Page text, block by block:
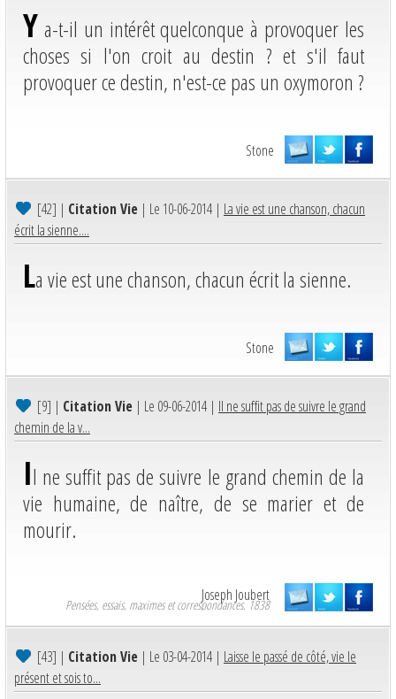
Y a-t-il un intérêt quelconque à provoquer les
choses si l'on croit au destin ? et s'il faut
provoquer ce destin, n'est-ce pas un oxymoron ?
Stone
[42] | Citation Vie | Le 10-06-2014 | La vie est une chanson, chacun
écrit la sienne....
La vie est une chanson, chacun écrit la sienne.
Stone
[9] | Citation Vie | Le 09-06-2014 | Il ne suffit pas de suivre le grand
chemin de la v...
Il ne suffit pas de suivre le grand chemin de la
vie humaine, de naître, de se marier et de
mourir.
Joseph Joubert
Pensées, essais, maximes et correspondances. 1838
[43] | Citation Vie | Le 03-04-2014 | Laisse le passé de côté, vie le
présent et sois to...